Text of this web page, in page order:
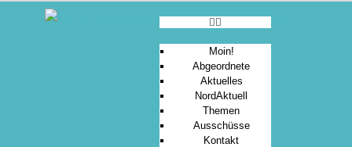
Moin!
Abgeordnete
Aktuelles
NordAktuell
Themen
Ausschüsse
Kontakt
ABGEORDNETE